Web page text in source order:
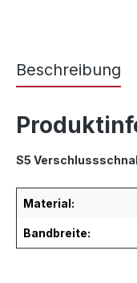
Beschreibung
S5
Material:
Bandbreite: